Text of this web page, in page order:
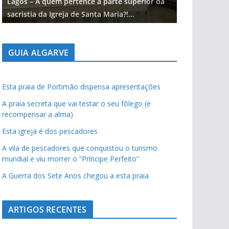
sacristia da Igreja de Santa Maria?!…
GUIA ALGARVE
Esta praia de Portimão dispensa apresentações
A praia secreta que vai testar o seu fôlego (e
recompensar a alma)
Esta igreja é dos pescadores
A vila de pescadores que conquistou o turismo
mundial e viu morrer o “Príncipe Perfeito”
A Guerra dos Sete Anos chegou a esta praia
ARTIGOS RECENTES